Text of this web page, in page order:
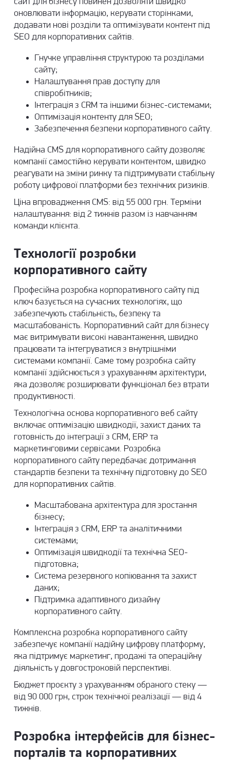
оновлювати інформацію, керувати сторінками,
додавати нові розділи та оптимізувати контент під
SEO для корпоративних сайтів.
Гнучке управління структурою та розділами
сайту;
Налаштування прав доступу для
співробітників;
Інтеграція з CRM та іншими бізнес-системами;
Оптимізація контенту для SEO;
Забезпечення безпеки корпоративного сайту.
Надійна CMS для корпоративного сайту дозволяє
компанії самостійно керувати контентом, швидко
реагувати на зміни ринку та підтримувати стабільну
роботу цифрової платформи без технічних ризиків.
Ціна впровадження CMS: від 55 000 грн. Терміни
налаштування: від 2 тижнів разом із навчанням
команди клієнта.
Технології розробки
корпоративного сайту
Професійна розробка корпоративного сайту під
ключ базується на сучасних технологіях, що
забезпечують стабільність, безпеку та
масштабованість. Корпоративний сайт для бізнесу
має витримувати високі навантаження, швидко
працювати та інтегруватися з внутрішніми
системами компанії. Саме тому розробка сайту
компанії здійснюється з урахуванням архітектури,
яка дозволяє розширювати функціонал без втрати
продуктивності.
Технологічна основа корпоративного веб сайту
включає оптимізацію швидкодії, захист даних та
готовність до інтеграції з CRM, ERP та
маркетинговими сервісами. Розробка
корпоративного сайту передбачає дотримання
стандартів безпеки та технічну підготовку до SEO
для корпоративних сайтів.
Масштабована архітектура для зростання
бізнесу;
Інтеграція з CRM, ERP та аналітичними
системами;
Оптимізація швидкодії та технічна SEO-
підготовка;
Система резервного копіювання та захист
даних;
Підтримка адаптивного дизайну
корпоративного сайту.
Комплексна розробка корпоративного сайту
забезпечує компанії надійну цифрову платформу,
яка підтримує маркетинг, продажі та операційну
діяльність у довгостроковій перспективі.
Бюджет проєкту з урахуванням обраного стеку —
від 90 000 грн, строк технічної реалізації — від 4
тижнів.
Розробка інтерфейсів для бізнес-
порталів та корпоративних